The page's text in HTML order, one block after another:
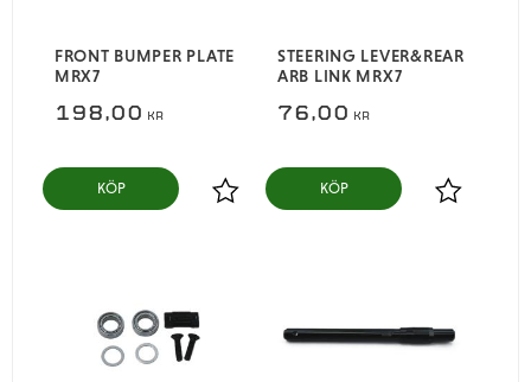
FRONT BUMPER PLATE
MRX7
198,00 KR
Lägg till i favoriter
KÖP
STEERING LEVER&REAR
ARB LINK MRX7
76,00 KR
Lägg till i
KÖP